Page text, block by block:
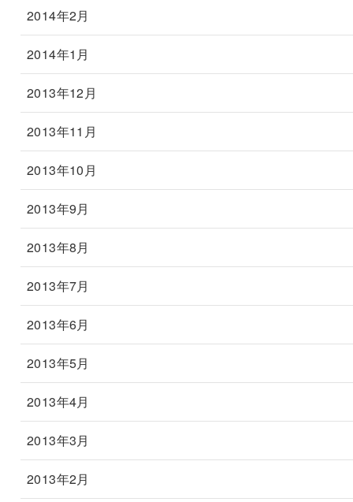
2014年2月
2014年1月
2013年12月
2013年11月
2013年10月
2013年9月
2013年8月
2013年7月
2013年6月
2013年5月
2013年4月
2013年3月
2013年2月